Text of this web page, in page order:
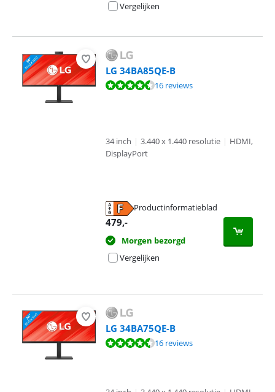
Vergelijken
LG 34BA85QE-B
Beoordeling is 9,3 van de 10, gebaseerd op 16 reviews.
16 reviews
34 inch | 3.440 x 1.440 resolutie | HDMI,
DisplayPort
Productinformatieblad
479,-
Morgen bezorgd
Vergelijken
LG 34BA75QE-B
Beoordeling is 9,3 van de 10, gebaseerd op 16 reviews.
16 reviews